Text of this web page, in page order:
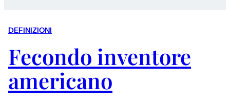
DEFINIZIONI
Fecondo inventore
americano